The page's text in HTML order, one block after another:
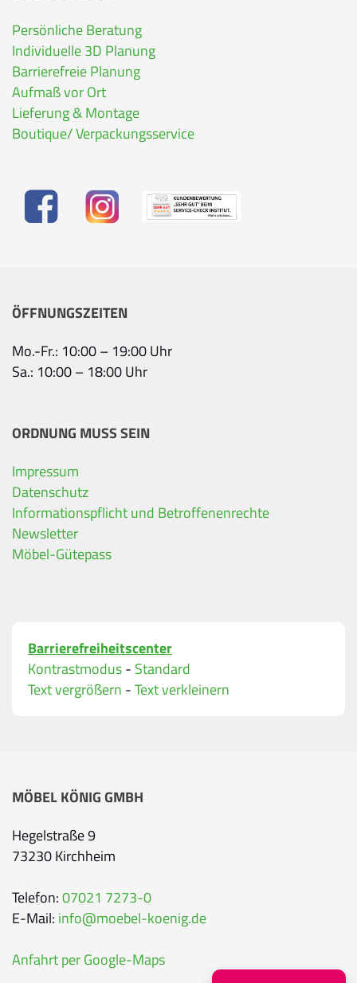
Persönliche Beratung
Individuelle 3D Planung
Barrierefreie Planung
Aufmaß vor Ort
Lieferung & Montage
Boutique/ Verpackungsservice
ÖFFNUNGSZEITEN
Mo.-Fr.: 10:00 – 19:00 Uhr
Sa.: 10:00 – 18:00 Uhr
ORDNUNG MUSS SEIN
Impressum
Datenschutz
Informationspflicht und Betroffenenrechte
Newsletter
Möbel-Gütepass
Barrierefreiheitscenter
Kontrastmodus- Standard
Text vergrößern -Text verkleinern
MÖBEL KÖNIG GMBH
Hegelstraße 9
73230 Kirchheim
Telefon:07021 7273-0
E-Mail: info@moebel-koenig.de
Anfahrt per Google-Maps
Ihre Kontaktdaten
Alle mit Stern gekennzeichneten Felder sind
Name
Bitte geben Sie eine gültige E-Mail-Adresse ein.
Telefon*
Datum
Sie können ein Datum ab übermorgen
Uhrzeit